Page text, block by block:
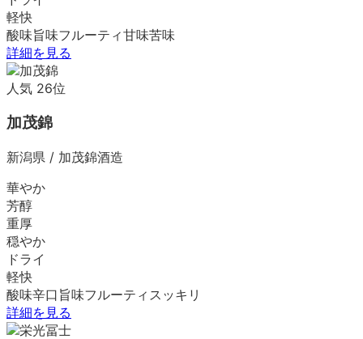
軽快
酸味旨味フルーティ甘味苦味
詳細を見る
人気 26位
加茂錦
新潟県 / 加茂錦酒造
華やか
芳醇
重厚
穏やか
ドライ
軽快
酸味辛口 旨味フルーティ スッキリ
詳細を見る